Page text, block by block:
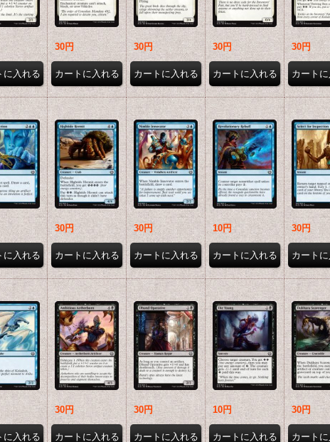
30円 30円 30円 30円
30円 30円 10円 30円
30円 30円 10円 30円